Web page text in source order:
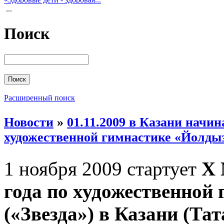
...
Поиск
Расширенный поиск
Новости » 01.11.2009 в Казани
художественной гимнастике
1 ноября 2009 стартует X
года по
(«Звезда») в Казани